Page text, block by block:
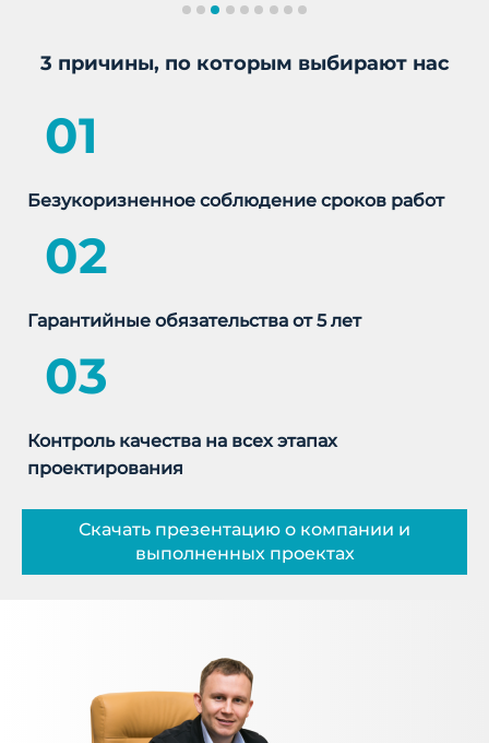
3 причины, по которым выбирают нас
01
Безукоризненное соблюдение сроков работ
02
Гарантийные обязательства от 5 лет
03
Контроль качества на всех этапах
проектирования
Скачать презентацию о компании и
выполненных проектах